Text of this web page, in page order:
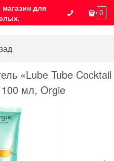
для
0
«Lube Tube Cocktail
мл, Orgie